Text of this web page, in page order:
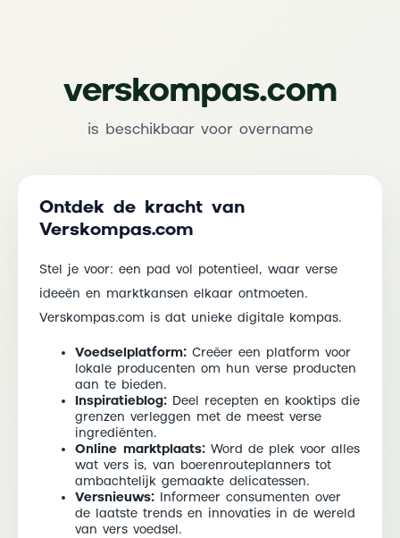
verskompas.com
is beschikbaar voor overname
Ontdek de kracht van
Verskompas.com
Stel je voor: een pad vol potentieel, waar verse
ideeën en marktkansen elkaar ontmoeten.
Verskompas.com is dat unieke digitale kompas.
Voedselplatform: Creëer een platform voor
lokale producenten om hun verse producten
aan te bieden.
Inspiratieblog: Deel recepten en kooktips die
grenzen verleggen met de meest verse
ingrediënten.
Online marktplaats: Word de plek voor alles
wat vers is, van boerenrouteplanners tot
ambachtelijk gemaakte delicatessen.
Versnieuws: Informeer consumenten over
de laatste trends en innovaties in de wereld
van vers voedsel.